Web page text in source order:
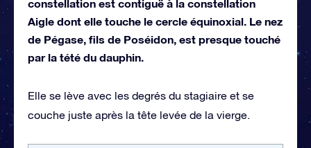
constellation est contiguë à la constellation
Aigle dont elle touche le cercle équinoxial. Le nez
de Pégase, fils de Poséidon, est presque touché
par la tété du dauphin.
Elle se lève avec les degrés du stagiaire et se
couche juste après la tête levée de la vierge.